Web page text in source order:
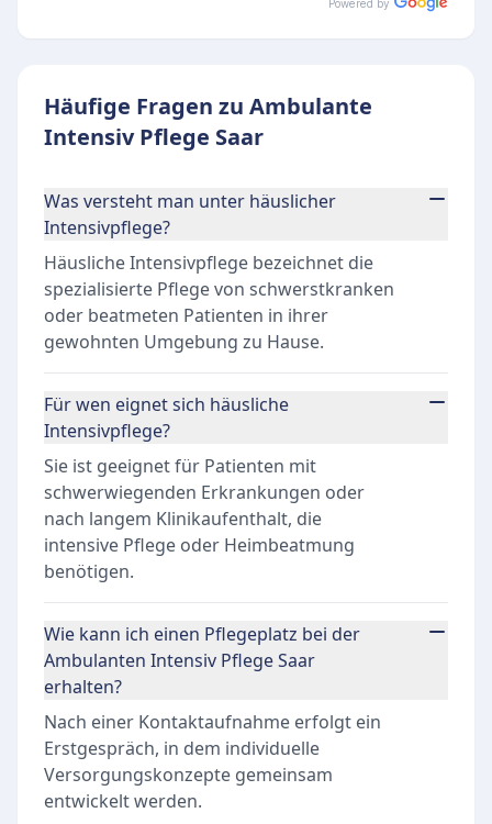
Powered by
Häufige Fragen zu Ambulante
Intensiv Pflege Saar
Was versteht man unter häuslicher
Intensivpflege?
Häusliche Intensivpflege bezeichnet die
spezialisierte Pflege von schwerstkranken
oder beatmeten Patienten in ihrer
gewohnten Umgebung zu Hause.
Für wen eignet sich häusliche
Intensivpflege?
Sie ist geeignet für Patienten mit
schwerwiegenden Erkrankungen oder
nach langem Klinikaufenthalt, die
intensive Pflege oder Heimbeatmung
benötigen.
Wie kann ich einen Pflegeplatz bei der
Ambulanten Intensiv Pflege Saar
erhalten?
Nach einer Kontaktaufnahme erfolgt ein
Erstgespräch, in dem individuelle
Versorgungskonzepte gemeinsam
entwickelt werden.